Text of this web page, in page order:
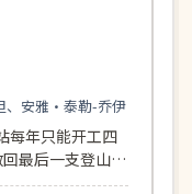
、安雅·泰勒-乔伊
每年只能开工四
最后一支登山